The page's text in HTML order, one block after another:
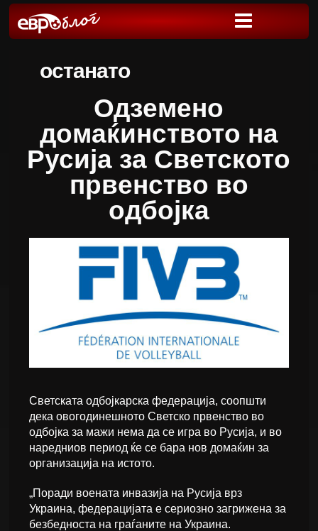
останато
Одземено
домаќинството на
Русија за Светското
првенство во
одбојка
Светската одбојкарска федерација, соопшти
дека овогодинешното Светско првенство во
одбојка за мажи нема да се игра во Русија, и во
наредниов период ќе се бара нов домаќин за
организација на истото.
„Поради воената инвазија на Русија врз
Украина, федерацијата е сериозно загрижена за
безбедноста на граѓаните на Украина.